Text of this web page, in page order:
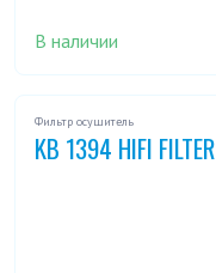
В наличии
Фильтр осушитель
KB 1394 HIFI FILTER